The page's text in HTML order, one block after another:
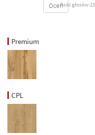
Ilość głosów:21
Oceń
Premium
CPL